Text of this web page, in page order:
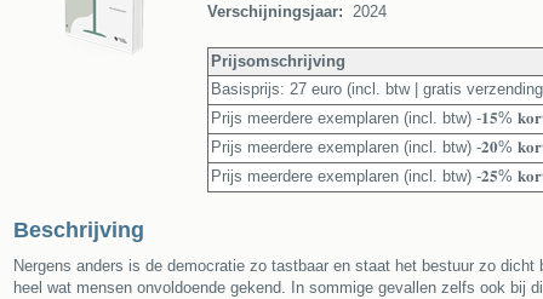
Verschijningsjaar: 2024
Prijsomschrijving
Basisprijs: 27 euro (incl. btw | gratis
Prijs meerdere exemplaren (incl. btw) -𝟏𝟓%
Prijs meerdere exemplaren (incl. btw) -𝟐𝟎%
Prijs meerdere exemplaren (incl. btw) -𝟐𝟓%
Beschrijving
Nergens anders is de democratie zo tastbaar en staat het bestuur zo
heel wat mensen onvoldoende gekend. In sommige gevallen zelfs ook bij